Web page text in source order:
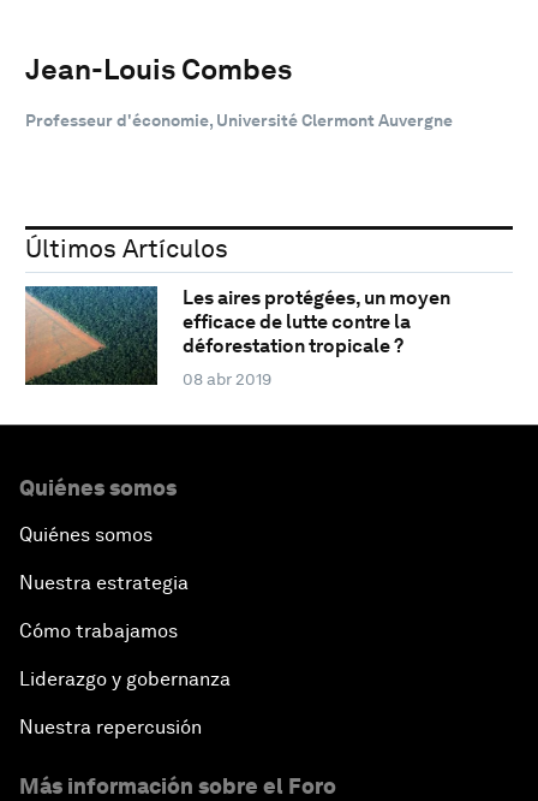
Jean-Louis Combes
Professeur d'économie, Université Clermont Auvergne
Últimos Artículos
Les aires protégées, un moyen
efficace de lutte contre la
déforestation tropicale ?
08 abr 2019
Quiénes somos
Quiénes somos
Nuestra estrategia
Cómo trabajamos
Liderazgo y gobernanza
Nuestra repercusión
Más información sobre el Foro